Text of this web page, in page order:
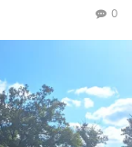
0